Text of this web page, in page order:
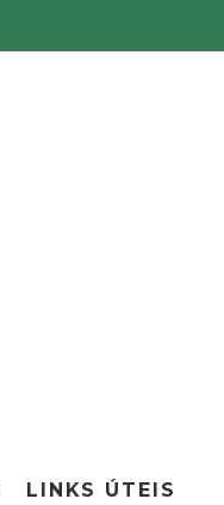
LINKS ÚTEIS